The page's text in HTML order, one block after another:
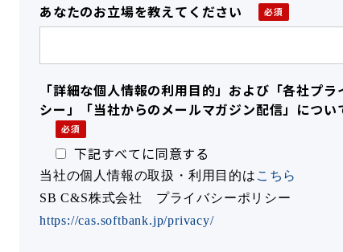
あなたのお立場を教えてください
「詳細な個人情報の利用目的」および「各社プラ
シー」「当社からのメールマガジン配信」につい
下記すべてに同意する
当社の個人情報の取扱・利用目的は こちら
SB C&S株式会社 プライバシーポリシー
https://cas.softbank.jp/privacy/